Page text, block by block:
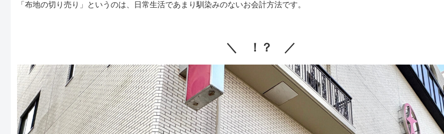
「布地の切り売り」というのは、日常生活であまり馴染みのないお会計方法です。
＼ ！？ ／